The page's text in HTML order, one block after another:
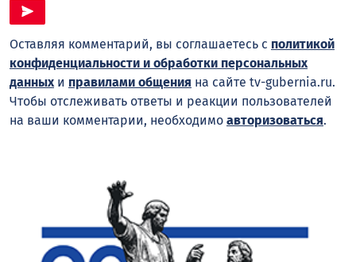
Оставляя комментарий, вы соглашаетесь с политикой
конфиденциальности и обработки персональных
данных и правилами общения на сайте tv-gubernia.ru.
Чтобы отслеживать ответы и реакции пользователей
на ваши комментарии, необходимо авторизоваться.